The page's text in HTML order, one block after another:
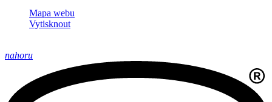
Mapa webu
Vytisknout
nahoru